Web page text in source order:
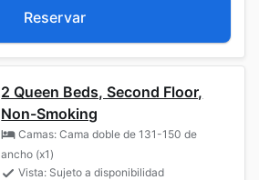
Reservar
2 Queen Beds, Second Floor,
Non-Smoking
Camas: Cama doble de 131-150 de
ancho (x1)
Vista: Sujeto a disponibilidad